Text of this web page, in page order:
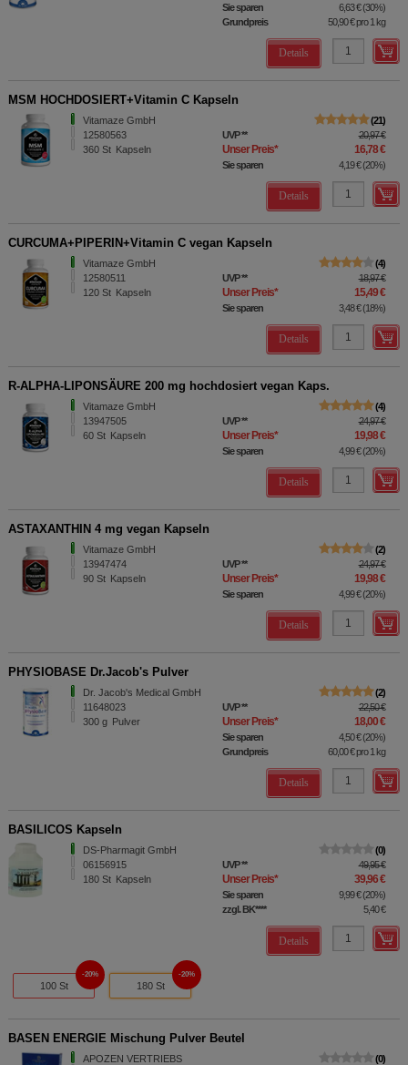
Sie sparen 6,63 €(30%)
Grundpreis
50,90 €pro 1 kg
Details
MSM HOCHDOSIERT+Vitamin C Kapseln
Vitamaze GmbH
12580563
360 St Kapseln
21
UVP** 20,97 €
Unser Preis* 16,78 €
Sie sparen 4,19 €(20%)
Details
CURCUMA+PIPERIN+Vitamin C vegan Kapseln
Vitamaze GmbH
12580511
120 St Kapseln
4
UVP** 18,97 €
Unser Preis* 15,49 €
Sie sparen 3,48 €(18%)
Details
R-ALPHA-LIPONSÄURE 200 mg hochdosiert vegan Kaps.
Vitamaze GmbH
13947505
60 St Kapseln
4
UVP** 24,97 €
Unser Preis* 19,98 €
Sie sparen 4,99 €(20%)
Details
ASTAXANTHIN 4 mg vegan Kapseln
Vitamaze GmbH
13947474
90 St Kapseln
2
UVP** 24,97 €
Unser Preis* 19,98 €
Sie sparen 4,99 €(20%)
Details
PHYSIOBASE Dr.Jacob's Pulver
Dr. Jacob's Medical GmbH
11648023
300 g Pulver
2
UVP** 22,50 €
Unser Preis* 18,00 €
Sie sparen 4,50 €(20%)
Grundpreis
60,00 €pro 1 kg
Details
BASILICOS Kapseln
DS-Pharmagit GmbH
06156915
180 St Kapseln
0
UVP** 49,95 €
Unser Preis* 39,96 €
Sie sparen 9,99 €(20%)
zzgl. BK**** 5,40 €
Details
100 St
20%
180 St
20%
BASEN ENERGIE Mischung Pulver Beutel
APOZEN VERTRIEBS
0